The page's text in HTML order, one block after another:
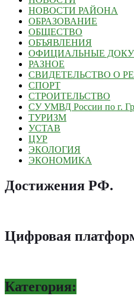
НОВОСТИ РАЙОНА
ОБРАЗОВАНИЕ
ОБЩЕСТВО
ОБЪЯВЛЕНИЯ
ОФИЦИАЛЬНЫЕ
РАЗНОЕ
СВИДЕТЕЛЬСТВО О
СПОРТ
СТРОИТЕЛЬСТВО
СУ УМВД России по г.
ТУРИЗМ
УСТАВ
ЦУР
ЭКОЛОГИЯ
ЭКОНОМИКА
Достижения РФ.
Цифровая
Категория: